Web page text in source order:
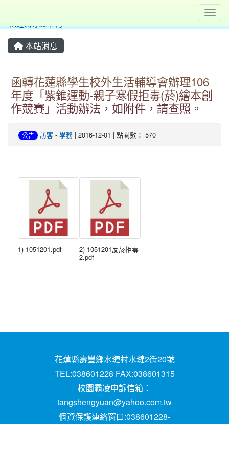
本站消息
函轉花蓮縣學生校外生活輔導會辦理106
年度「紫錐運動-親子寒假拒毒(菸)繪本創
作競賽」活動辦法，如附件，請查照。
公告 訪客 - 學務 | 2016-12-01 | 點閱數： 570
1) 1051201.pdf 2) 1051201反菸拒毒-
2.pdf
花蓮縣壽豐鄉水璉村水璉2街20號
TEL:038601228 FAX:038601315
校園霸凌申訴信箱：
tangshengyuan@yahoo.com.tw
個資保護連絡窗口:038601228-